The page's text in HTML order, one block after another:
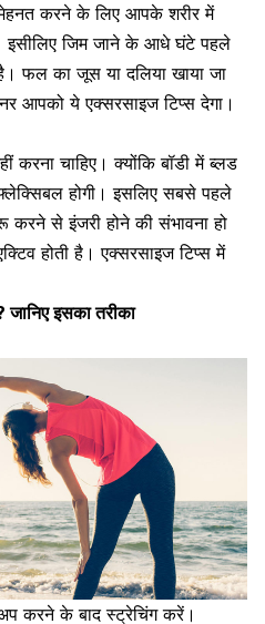
मेहनत करने के लिए आपकेशरीर में
इसीलिए जिम जाने के आधे घंटे पहले
फल का जूस या दलिया खाया जा
आपको ये एक्सरसाइज टिप्स देगा।
करना चाहिए। क्योंकिबॉडी में ब्लड
होगी। इसलिए सबसे पहले
करने से इंजरी होने की संभावना हो
होती है। एक्सरसाइज टिप्स में
इसका तरीका
करने के बाद स्ट्रेचिंग करें।